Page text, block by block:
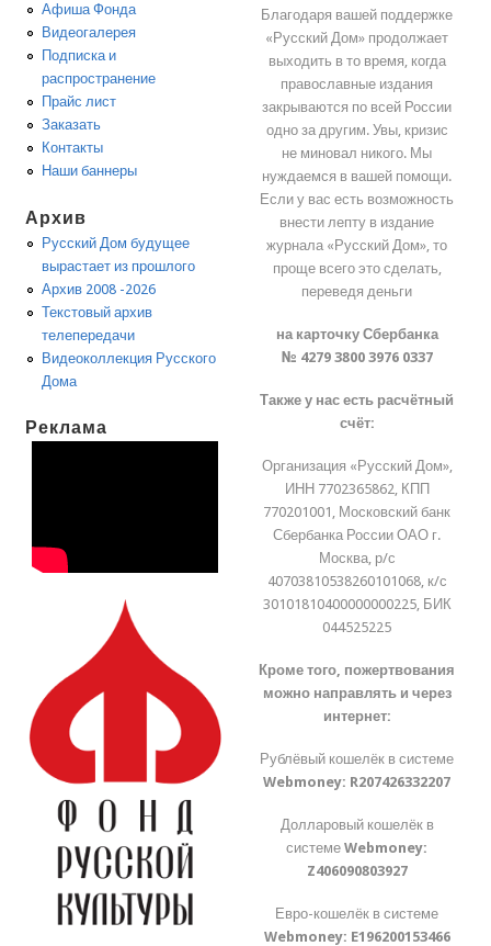
Афиша Фонда
Видеогалерея
Подписка и
распространение
Прайс лист
Заказать
Контакты
Наши баннеры
Архив
Русский Дом будущее
вырастает из прошлого
Архив 2008 -2026
Текстовый архив
телепередачи
Видеоколлекция Русского
Дома
Реклама
Благодаря вашей поддержке
«Русский Дом» продолжает
выходить в то время, когда
православные издания
закрываются по всей России
одно за другим. Увы, кризис
не миновал никого. Мы
нуждаемся в вашей помощи.
Если у вас есть возможность
внести лепту в издание
журнала «Русский Дом», то
проще всего это сделать,
переведя деньги
на карточку Сбербанка
№ 4279 3800 3976 0337
Также у нас есть расчётный
счёт:
Организация «Русский Дом»,
ИНН 7702365862, КПП
770201001, Московский банк
Сбербанка России ОАО г.
Москва, р/с
40703810538260101068, к/с
30101810400000000225, БИК
044525225
Кроме того, пожертвования
можно направлять и через
интернет:
Рублёвый кошелёк в системе
Webmoney: R207426332207
Долларовый кошелёк в
системеWebmoney:
Z406090803927
Евро-кошелёк в системе
Webmoney: E196200153466